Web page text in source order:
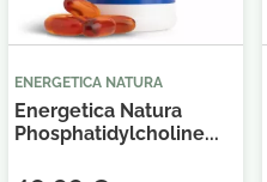
ENERGETICA NATURA
Energetica Natura
Phosphatidylcholine...